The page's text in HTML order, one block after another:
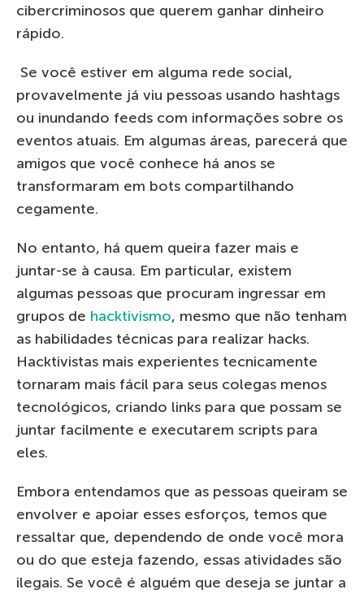
cibercriminosos que querem ganhar dinheiro
rápido.
Se você estiver em alguma rede social,
provavelmente já viu pessoas usando hashtags
ou inundando feeds com informações sobre os
eventos atuais. Em algumas áreas, parecerá que
amigos que você conhece há anos se
transformaram em bots compartilhando
cegamente.
No entanto, há quem queira fazer mais e
juntar-se à causa. Em particular, existem
algumas pessoas que procuram ingressar em
grupos de hacktivismo, mesmo que não tenham
as habilidades técnicas para realizar hacks.
Hacktivistas mais experientes tecnicamente
tornaram mais fácil para seus colegas menos
tecnológicos, criando links para que possam se
juntar facilmente e executarem scripts para
eles.
Embora entendamos que as pessoas queiram se
envolver e apoiar esses esforços, temos que
ressaltar que, dependendo de onde você mora
ou do que esteja fazendo, essas atividades são
ilegais. Se você é alguém que deseja se juntar a